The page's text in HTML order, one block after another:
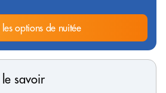
options de nuitée
savoir